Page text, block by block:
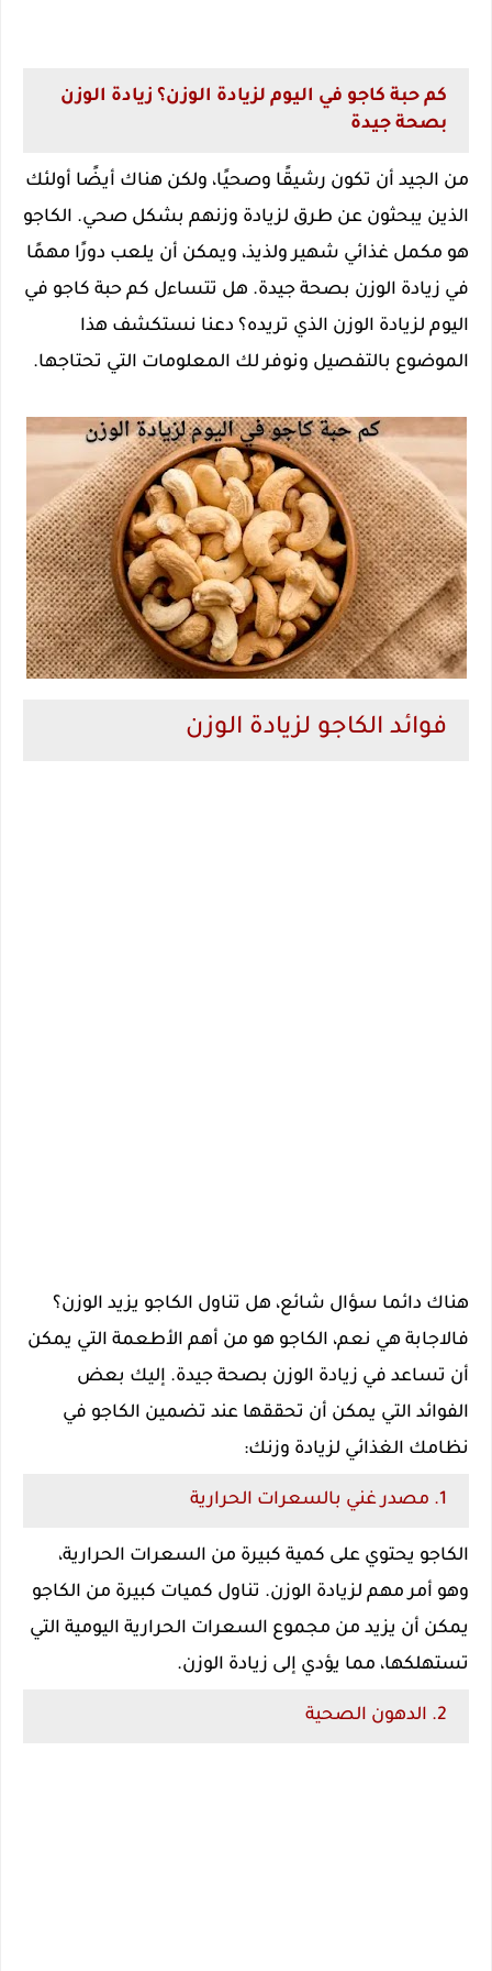
كم حبة كاجو في اليوم لزيادة الوزن؟ زيادة الوزن
بصحة جيدة
من الجيد أن تكون رشيقًا وصحيًا، ولكن هناك أيضًا أولئك
الذين يبحثون عن طرق لزيادة وزنهم بشكل صحي. الكاجو
هو مكمل غذائي شهير ولذيذ، ويمكن أن يلعب دورًا مهمًا
في زيادة الوزن بصحة جيدة. هل تتساءل كم حبة كاجو في
اليوم لزيادة الوزن الذي تريده؟ دعنا نستكشف هذا
الموضوع بالتفصيل ونوفر لك المعلومات التي تحتاجها.
فوائد الكاجو لزيادة الوزن
هناك دائما سؤال شائع، هل تناول الكاجو يزيد الوزن؟
فالاجابة هي نعم، الكاجو هو من أهم الأطعمة التي يمكن
أن تساعد في زيادة الوزن بصحة جيدة. إليك بعض
الفوائد التي يمكن أن تحققها عند تضمين الكاجو في
نظامك الغذائي لزيادة وزنك:
1. مصدر غني بالسعرات الحرارية
الكاجو يحتوي على كمية كبيرة من السعرات الحرارية،
وهو أمر مهم لزيادة الوزن. تناول كميات كبيرة من الكاجو
يمكن أن يزيد من مجموع السعرات الحرارية اليومية التي
تستهلكها، مما يؤدي إلى زيادة الوزن.
2. الدهون الصحية